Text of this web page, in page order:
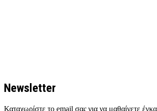
Newsletter
Καταχωρίστε το email σας για να μαθαίνετε